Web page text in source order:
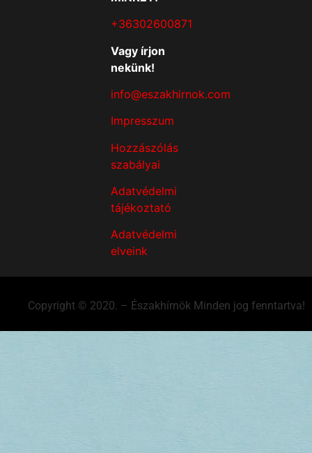
+36302600871
Vagy írjon
nekünk!
info@eszakhirnok.com
Impresszum
Hozzászólás
szabályai
Adatvédelmi
tájékoztató
Adatvédelmi
elveink
Copyright © 2020. – Északhírnök Minden jog fenntartva!